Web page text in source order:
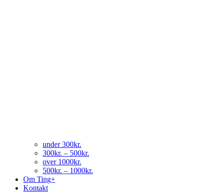
under 300kr.
300kr. – 500kr.
over 1000kr.
500kr. – 1000kr.
Om Ting+
Kontakt